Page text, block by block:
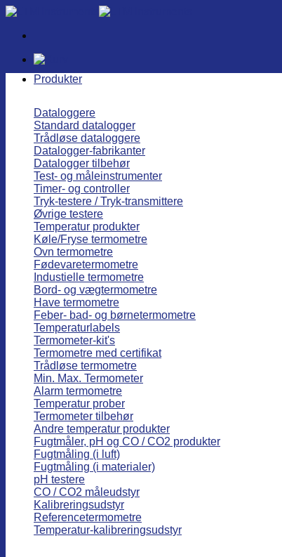
Fortsæt
indhold
Produkter
Dataloggere
Standard datalogger
Trådløse dataloggere
Datalogger-fabrikanter
Datalogger tilbehør
Test- og måleinstrumenter
Timer- og controller
Tryk-testere / Tryk-transmittere
Øvrige testere
Temperatur produkter
Køle/Fryse termometre
Ovn termometre
Fødevaretermometre
Industielle termometre
Bord- og vægtermometre
Have termometre
Feber- bad- og børnetermometre
Temperaturlabels
Termometer-kit's
Termometre med certifikat
Trådløse termometre
Min. Max. Termometer
Alarm termometre
Temperatur prober
Termometer tilbehør
Andre temperatur produkter
Fugtmåler, pH og CO / CO2 produkter
Fugtmåling (i luft)
Fugtmåling (i materialer)
pH testere
CO / CO2 måleudstyr
Kalibreringsudstyr
Referencetermometre
Temperatur-kalibreringsudstyr